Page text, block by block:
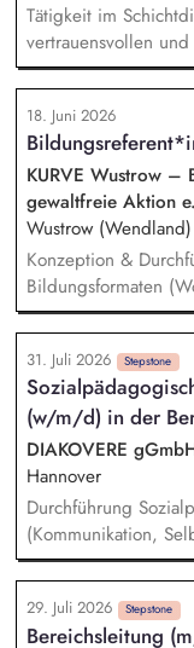
Tätigkeit im
vertrauensvollen
Bewohnenden,
in eine
bei der schulischen
Unterstützung und
physischen
Gruppe, sowie
Fallbesprechungen
Tätigkeiten,
18. Juni 2026
KURVE Wustrow –
gewaltfreie Aktion
Wustrow (Wendland)
Konzeption &
Bildungsformaten
von der Idee bis zur
Zusammenarbeit
Ausland, Mitarbeit in
Fördermitteln.
Standards in
Machtverhältnisse
Organisation.
31. Juli 2026 Stepstone
(w/m/d) in der
DIAKOVERE
Hannover
Durchführung
(Kommunikation,
digitale Themen,
Tandemzeiten -
sozialen und
29. Juli 2026 Stepstone
Bereichsleitung